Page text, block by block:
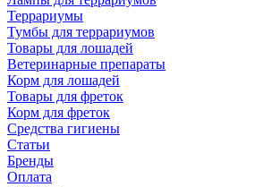
Террариумы
Тумбы для террариумов
Товары для лошадей
Ветеринарные препараты
Корм для лошадей
Товары для фреток
Корм для фреток
Средства гигиены
Статьи
Бренды
Оплата